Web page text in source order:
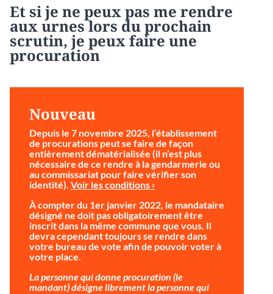
Et si je ne peux pas me rendre
aux urnes lors du prochain
scrutin, je peux faire une
procuration
Nouveau
Depuis le 7 novembre 2025, l’établissement
de procurations peut se faire de façon
entièrement dématérialisée (il n’est plus
nécessaire de ce rendre à la gendarmerie ou
au commissariat pour faire vérifier son
identité). Voir les conditions ›
À compter du 1er janvier 2022, le mandataire
désigné ne doit pas obligatoirement être
inscrit dans la même commune que vous. Il
devra cependant toujours se rendre dans
votre bureau de vote afin de pouvoir voter à
votre place.
La personne qui donne procuration (le
mandant) désigne librement la personne qui